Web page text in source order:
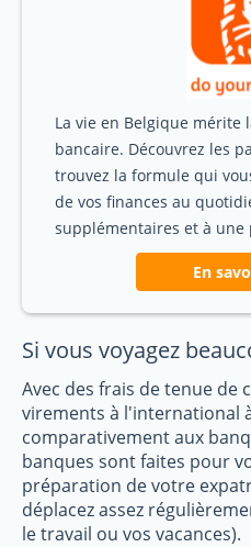
La vie en Belgique mérite
bancaire. Découvrez les
trouvez la formule qui
de vos finances au
supplémentaires et à
En
Si vous voyagez
Avec des frais de tenue de
virements à l'international
comparativement aux
banques sont faites pour
préparation de votre
déplacez assez
le travail ou vos vacances).